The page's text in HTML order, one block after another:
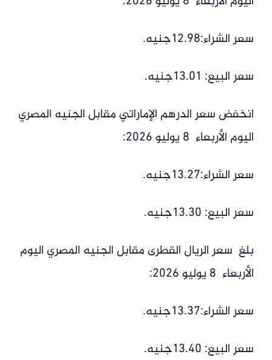
سعر الشراء:12.98جنيه.
سعر البيع: 13.01جنيه.
انخفض سعر الدرهم الإماراتي مقابل الجنيه المصري
اليوم الأربعاء 8 يوليو 2026:
سعر الشراء:13.27جنيه.
سعر البيع: 13.30جنيه.
بلغ سعر الريال القطرى مقابل الجنيه المصري اليوم
الأربعاء 8 يوليو 2026:
سعر الشراء:13.37جنيه.
سعر البيع: 13.40جنيه.